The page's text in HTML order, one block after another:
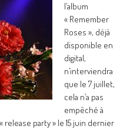
l’album
« Remember
Roses », déjà
disponible en
digital,
n’interviendra
que le 7 juillet,
cela n’a pas
empêché à
party » le 15 juin dernier